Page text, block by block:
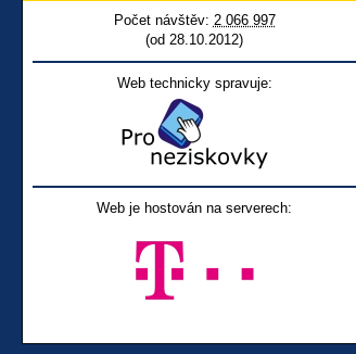
Počet návštěv: 2 066 997
(od 28.10.2012)
Web technicky spravuje:
Web je hostován na serverech: